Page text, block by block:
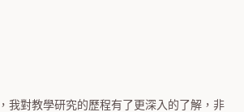
我對教學研究的歷程有了更深入的了解，非